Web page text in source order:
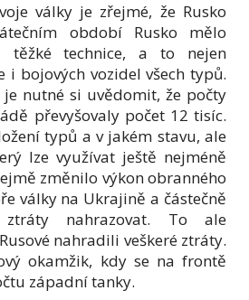
války je zřejmé, že Rusko
období Rusko mělo
těžké technice, a to nejen
i bojových vozidel všech typů.
nutné si uvědomit, že počty
převyšovaly počet 12 tisíc.
typů a v jakém stavu, ale
lze využívat ještě nejméně
změnilo výkon obranného
války na Ukrajině a částečně
nahrazovat. To ale
nahradili veškeré ztráty.
okamžik, kdy se na frontě
západní tanky.